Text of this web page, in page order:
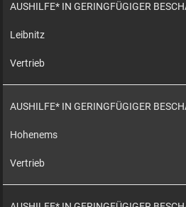
AUSHILFE* IN GERINGFÜGIGER
Leibnitz
Vertrieb
AUSHILFE* IN GERINGFÜGIGER
Hohenems
Vertrieb